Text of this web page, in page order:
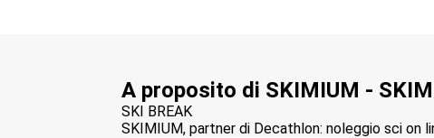
A proposito di SKIMIUM -
SKI BREAK
SKIMIUM, partner di Decathlon: noleggio sci on